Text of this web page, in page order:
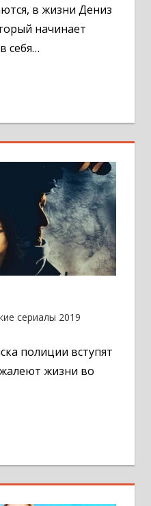
в жизни Дениз
начинает
себя…
сериалы 2019
полиции вступят
жизни во